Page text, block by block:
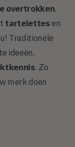
overtrokken,
tartelettesen
Traditionele
ideeën,
. Zo
merk doen